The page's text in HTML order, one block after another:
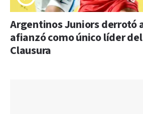
Argentinos Juniors derrotó
afianzó como único líder
Clausura